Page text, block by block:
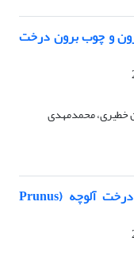
و چوب برون درخت
خطیری، محمدمهدی
بررسی خواص آناتومی و فیزیکی چوب درخت آلوچه (Prunus